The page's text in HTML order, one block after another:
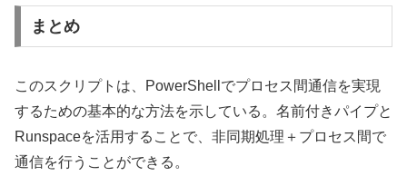
まとめ
このスクリプトは、PowerShellでプロセス間通信を実現
するための基本的な方法を示している。名前付きパイプと
Runspaceを活用することで、非同期処理＋プロセス間で
通信を行うことができる。